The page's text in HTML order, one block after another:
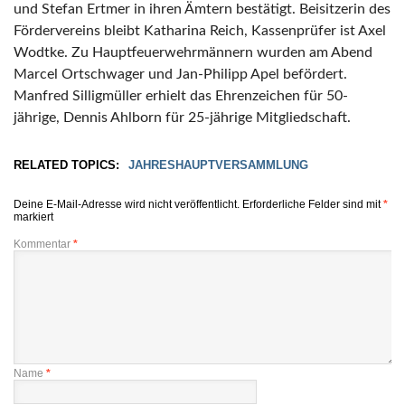
und Stefan Ertmer in ihren Ämtern bestätigt. Beisitzerin des
Fördervereins bleibt Katharina Reich, Kassenprüfer ist Axel
Wodtke. Zu Hauptfeuerwehrmännern wurden am Abend
Marcel Ortschwager und Jan-Philipp Apel befördert.
Manfred Silligmüller erhielt das Ehrenzeichen für 50-
jährige, Dennis Ahlborn für 25-jährige Mitgliedschaft.
RELATED TOPICS: JAHRESHAUPTVERSAMMLUNG
Deine E-Mail-Adresse wird nicht veröffentlicht. Erforderliche Felder sind mit*
markiert
Kommentar *
Name *